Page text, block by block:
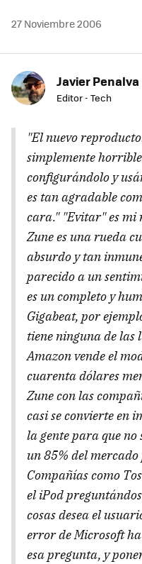
27 Noviembre 2006
Javier Penalva
Editor - Tech
"El nuevo
simplemente
configurándolo y
es tan agradable
cara." "Evitar" es mi
Zune es una rueda
absurdo y tan
parecido a un
es un completo y
Gigabeat, por
tiene ninguna de las
Amazon vende el
cuarenta dólares
Zune con las
casi se convierte en
la gente para que no
un 85% del mercado
Compañías como
el iPod
cosas desea el
error de Microsoft
esa pregunta, y